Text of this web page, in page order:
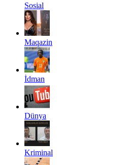
Sosial
Maqazin
İdman
Dünya
Kriminal